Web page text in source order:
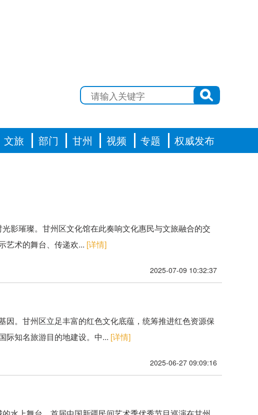
文旅 部门 甘州 视频 专题 权威发布
影璀璨。甘州区文化馆在此奏响文化惠民与文旅融合的交
艺术的舞台、传递欢... [详情]
2025-07-09 10:32:37
。甘州区立足丰富的红色文化底蕴，统筹推进红色资源保
际知名旅游目的地建设。中... [详情]
2025-06-27 09:09:16